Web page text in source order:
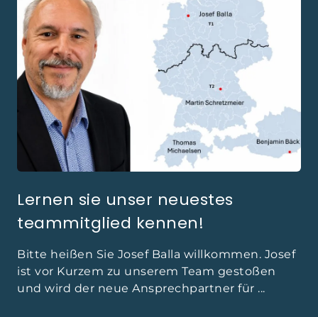
Lernen sie unser neuestes
teammitglied kennen!
Bitte heißen Sie Josef Balla willkommen. Josef
ist vor Kurzem zu unserem Team gestoßen
und wird der neue Ansprechpartner für ...